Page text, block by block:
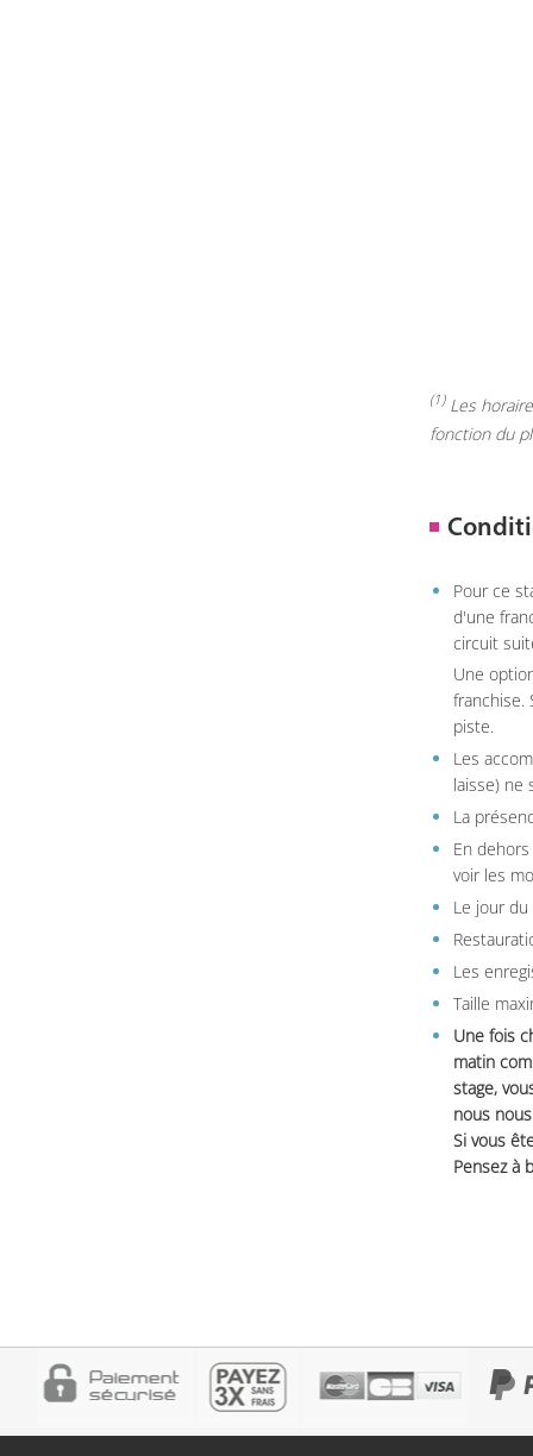
(1)Les
fonction du
Pour ce
d'une
circuit
Une
franchise.
piste.
Les
laisse) ne
La
En
voir les
Le jour
Les
Taille
Une fois
matin
stage,
nous
Si vous
Pensez à